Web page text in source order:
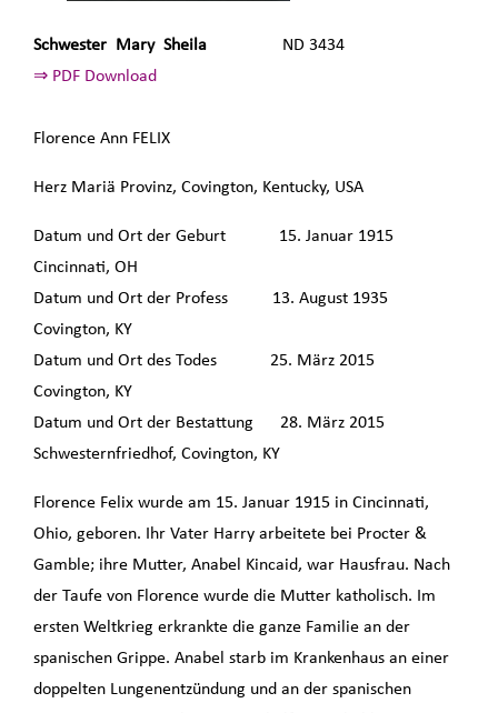
Schwester Mary Sheila
ND 3434
⇒ PDF Download
Florence Ann FELIX
Herz Mariä Provinz, Covington, Kentucky, USA
Datum und Ort der Geburt 15. Januar 1915
Cincinnati, OH
Datum und Ort der Profess 13. August 1935
Covington, KY
Datum und Ort des Todes 25. März 2015
Covington, KY
Datum und Ort der Bestattung 28. März 2015
Schwesternfriedhof, Covington, KY
Florence Felix wurde am 15. Januar 1915 in Cincinnati,
Ohio, geboren. Ihr Vater Harry arbeitete bei Procter &
Gamble; ihre Mutter, Anabel Kincaid, war Hausfrau. Nach
der Taufe von Florence wurde die Mutter katholisch. Im
ersten Weltkrieg erkrankte die ganze Familie an der
spanischen Grippe. Anabel starb im Krankenhaus an einer
doppelten Lungenentzündung und an der spanischen